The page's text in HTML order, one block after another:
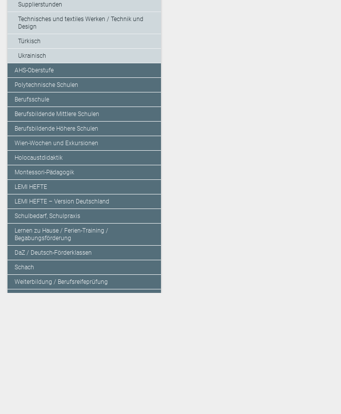
Supplierstunden
Technisches und textiles Werken / Technik und
Design
Türkisch
Ukrainisch
AHS-Oberstufe
Polytechnische Schulen
Berufsschule
Berufsbildende Mittlere Schulen
Berufsbildende Höhere Schulen
Wien-Wochen und Exkursionen
Holocaustdidaktik
Montessori-Pädagogik
LEMI HEFTE
LEMI HEFTE – Version Deutschland
Schulbedarf, Schulpraxis
Lernen zu Hause / Ferien-Training /
Begabungsförderung
DaZ / Deutsch-Förderklassen
Schach
Weiterbildung / Berufsreifeprüfung